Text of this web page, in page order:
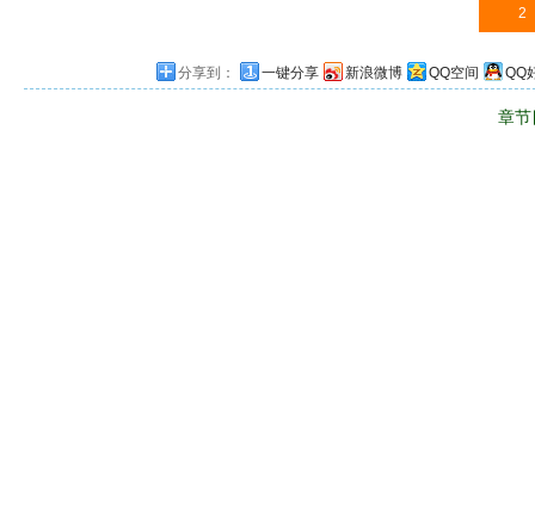
2
分享到： 一键分享 新浪微博 QQ空间 QQ
章节